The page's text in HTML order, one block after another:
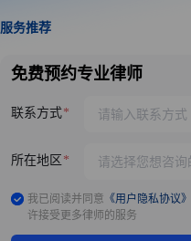
服务推荐
免费预约专业律师
联系方式
所在地区
我已阅读并同意 《用户隐私协议》
许接受更多律师的服务